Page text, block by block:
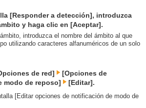
[Responder a detección], introduzca
y haga clic en [Aceptar].
introduzca el nombre del ámbito al que
utilizando caracteres alfanuméricos de un solo
de red]
[Opciones de
modo de reposo]
[Editar].
[Editar opciones de notificación de modo de